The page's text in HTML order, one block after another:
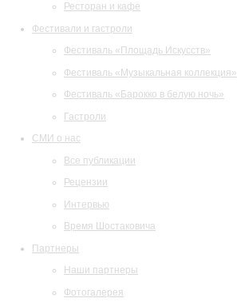
Ресторан и кафе
Фестивали и гастроли
Фестиваль «Площадь Искусств»
Фестиваль «Музыкальная коллекция»
Фестиваль «Барокко в белую ночь»
Гастроли
СМИ о нас
Все публикации
Рецензии
Интервью
Время Шостаковича
Партнеры
Наши партнеры
Фотогалерея